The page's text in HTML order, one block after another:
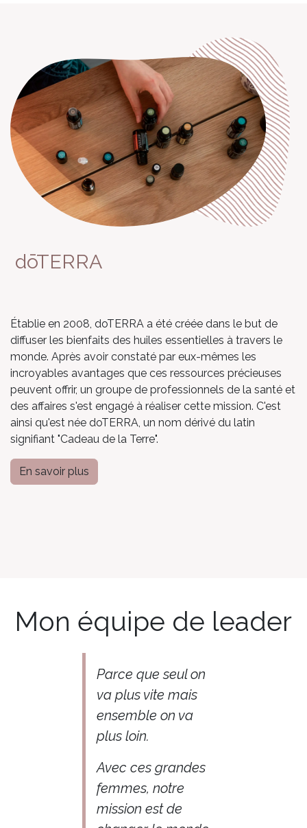
dōTERRA
Établie en 2008, doTERRA a été créée dans le but de
diffuser les bienfaits des huiles essentielles à travers le
monde. Après avoir constaté par eux-mêmes les
incroyables avantages que ces ressources précieuses
peuvent offrir, un groupe de professionnels de la santé et
des affaires s'est engagé à réaliser cette mission. C'est
ainsi qu'est née doTERRA, un nom dérivé du latin
signifiant "Cadeau de la Terre".
En savoir plus
Mon équipe de leader
Parce que seul on
va plus vite mais
ensemble on va
plus loin.
Avec ces grandes
femmes, notre
mission est de